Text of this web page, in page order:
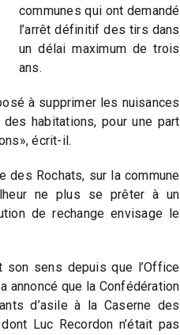
communes qui ont demandé
l’arrêt définitif des tirs dans
un délai maximum de trois
ans.
à supprimer les nuisances
habitations, pour une part
écrit-il.
des Rochats, sur la commune
ne plus se prêter à un
de rechange envisage le
sens depuis que l’Office
annoncé que la Confédération
d’asile à la Caserne des
Luc Recordon n’était pas